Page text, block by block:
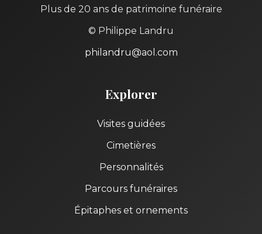
Plus de 20 ans de patrimoine funéraire
© Philippe Landru
philandru@aol.com
Explorer
Visites guidées
Cimetières
Personnalités
Parcours funéraires
Épitaphes et ornements